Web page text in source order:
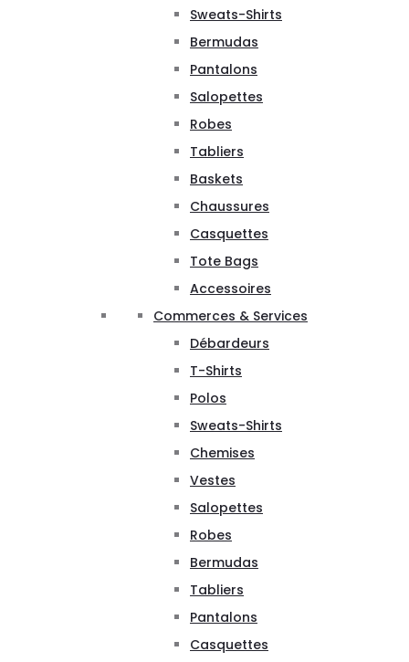
Sweats-Shirts
Bermudas
Pantalons
Salopettes
Robes
Tabliers
Baskets
Chaussures
Casquettes
Tote Bags
Accessoires
Commerces & Services
Débardeurs
T-Shirts
Polos
Sweats-Shirts
Chemises
Vestes
Salopettes
Robes
Bermudas
Tabliers
Pantalons
Casquettes